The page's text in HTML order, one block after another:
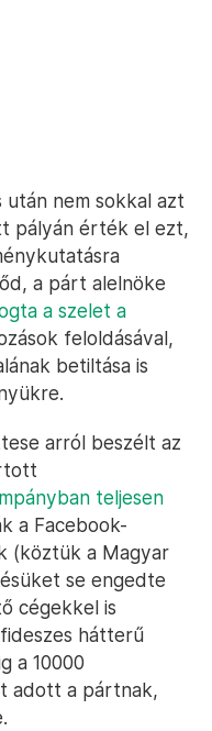
után nem sokkal azt
pályán érték el ezt,
a párt alelnöke
a szelet a
feloldásával,
betiltása is
arról beszélt az
teljesen
a Facebook-
(köztük a Magyar
se engedte
cégekkel is
hátterű
a 10000
adott a pártnak,